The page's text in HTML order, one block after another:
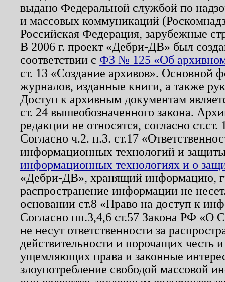
выдано Федеральной службой по
и массовых коммуникаций
Российская Федерация, зарубежные
В 2006 г. проект «Дебри-ДВ» был
соответствии с ФЗ № 125 «Об
ст. 13 «Создание архивов». Основной
журналов, изданные книги, а также
Доступ к архивным документам
ст. 24 вышеобозначенного закона.
редакции не относятся, согласно
Согласно ч.2. п.3. ст.17
информационных технологий и
информационных технологиях и о
«Дебри-ДВ», хранящий информацию,
распространение информации не
основании ст.8 «Право на доступ к
Согласно пп.3,4,6 ст.57 Закона РФ «О
не несут ответственности за
действительности и порочащих честь
ущемляющих права и законные
злоупотребление свободой массовой